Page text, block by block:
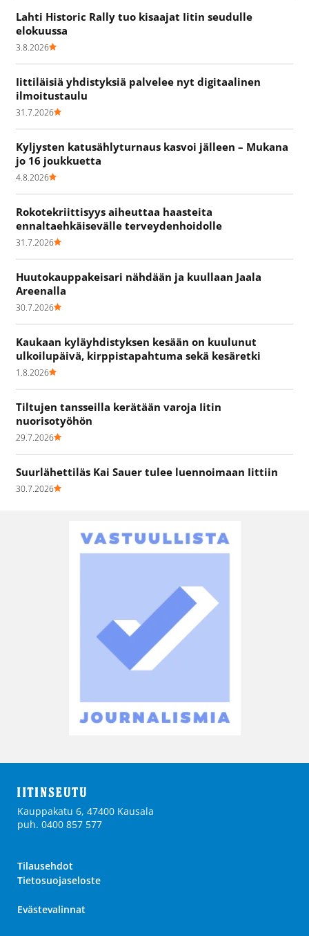
Lahti Historic Rally tuo kisaajat Iitin seudulle
elokuussa
3.8.2026
Iittiläisiä yhdistyksiä palvelee nyt digitaalinen
ilmoitustaulu
31.7.2026
Kyljysten katusählyturnaus kasvoi jälleen – Mukana
jo 16 joukkuetta
4.8.2026
Rokotekriittisyys aiheuttaa haasteita
ennaltaehkäisevälle terveydenhoidolle
31.7.2026
Huutokauppakeisari nähdään ja kuullaan Jaala
Areenalla
30.7.2026
Kaukaan kyläyhdistyksen kesään on kuulunut
ulkoilupäivä, kirppistapahtuma sekä kesäretki
1.8.2026
Tiltujen tansseilla kerätään varoja Iitin
nuorisotyöhön
29.7.2026
Suurlähettiläs Kai Sauer tulee luennoimaan Iittiin
30.7.2026
Kauppakatu 6, 47400 Kausala
puh. 0400 857 577
Tilausehdot
Tietosuojaseloste
Evästevalinnat